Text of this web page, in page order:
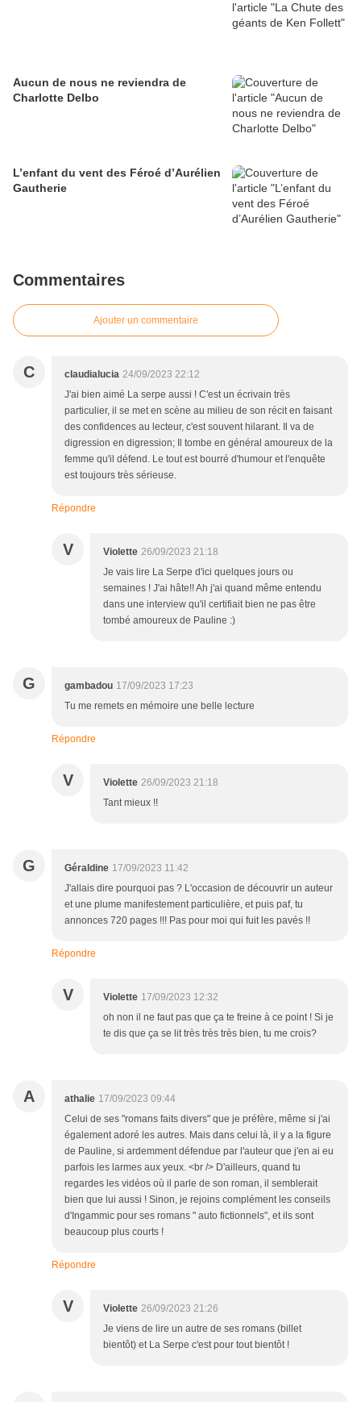
Aucun de nous ne reviendra de
Charlotte Delbo
L’enfant du vent des Féroé d’Aurélien
Gautherie
Commentaires
Ajouter un commentaire
C claudialucia 24/09/2023 22:12
J'ai bien aimé La serpe aussi ! C'est un écrivain très
particulier, il se met en scène au milieu de son récit en faisant
des confidences au lecteur, c'est souvent hilarant. Il va de
digression en digression; Il tombe en général amoureux de la
femme qu'il défend. Le tout est bourré d'humour et l'enquête
est toujours très sérieuse.
Répondre
V Violette 26/09/2023 21:18
Je vais lire La Serpe d'ici quelques jours ou
semaines ! J'ai hâte!! Ah j'ai quand même entendu
dans une interview qu'il certifiait bien ne pas être
tombé amoureux de Pauline :)
G gambadou 17/09/2023 17:23
Tu me remets en mémoire une belle lecture
Répondre
V Violette 26/09/2023 21:18
Tant mieux !!
G Géraldine 17/09/2023 11:42
J'allais dire pourquoi pas ? L'occasion de découvrir un auteur
et une plume manifestement particulière, et puis paf, tu
annonces 720 pages !!! Pas pour moi qui fuit les pavés !!
Répondre
V Violette 17/09/2023 12:32
oh non il ne faut pas que ça te freine à ce point ! Si je
te dis que ça se lit très très très bien, tu me crois?
A athalie 17/09/2023 09:44
Celui de ses "romans faits divers" que je préfère, même si j'ai
également adoré les autres. Mais dans celui là, il y a la figure
de Pauline, si ardemment défendue par l'auteur que j'en ai eu
parfois les larmes aux yeux. <br /> D'ailleurs, quand tu
regardes les vidéos où il parle de son roman, il semblerait
bien que lui aussi ! Sinon, je rejoins complément les conseils
d'Ingammic pour ses romans " auto fictionnels", et ils sont
beaucoup plus courts !
Répondre
V Violette 26/09/2023 21:26
Je viens de lire un autre de ses romans (billet
bientôt) et La Serpe c'est pour tout bientôt !